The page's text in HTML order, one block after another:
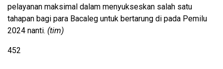
pelayanan maksimal dalam menyukseskan salah satu
tahapan bagi para Bacaleg untuk bertarung di pada Pemilu
2024 nanti. (tim)
452